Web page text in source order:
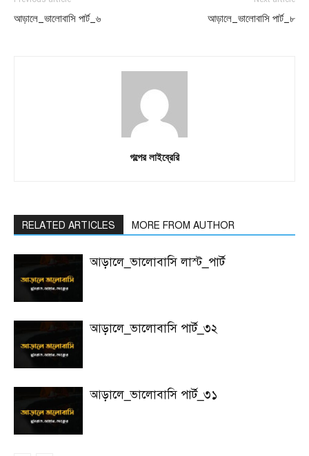
আড়ালে_ভালোবাসি পার্ট_৬ আড়ালে_ভালোবাসি পার্ট_৮
গল্পের লাইব্রেরি
RELATED ARTICLES MORE FROM AUTHOR
আড়ালে_ভালোবাসি লাস্ট_পার্ট
আড়ালে_ভালোবাসি পার্ট_৩২
আড়ালে_ভালোবাসি পার্ট_৩১